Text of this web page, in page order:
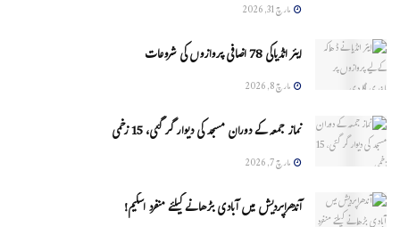
مارچ 31, 2026
ایئر انڈیاکی 78 اضافی پروازوں کی شروعات
مارچ 8, 2026
نماز جمعہ کے دوران مسجد کی دیوار گر گئی، 15 زخمی
مارچ 7, 2026
آندھراپردیش میں آبادی بڑھانے کیلئے منفرد اسکیم!